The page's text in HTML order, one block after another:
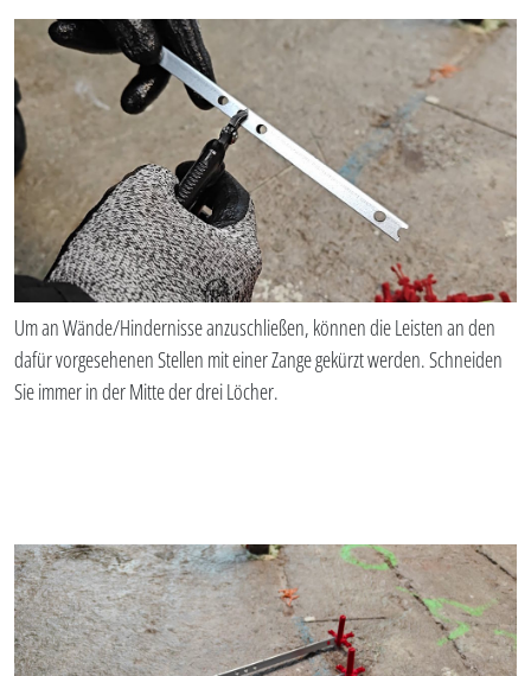
Um an Wände/Hindernisse anzuschließen, können die Leisten an den
dafür vorgesehenen Stellen mit einer Zange gekürzt werden. Schneiden
Sie immer in der Mitte der drei Löcher.